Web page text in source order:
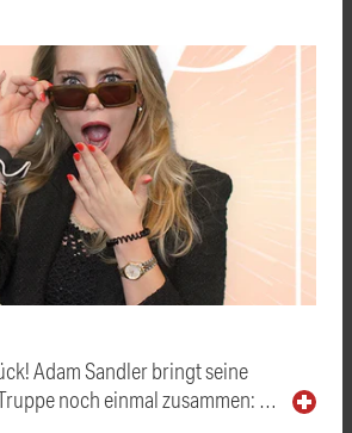
Adam Sandler bringt seine
noch einmal zusammen: …